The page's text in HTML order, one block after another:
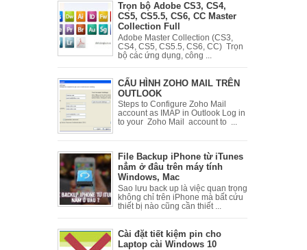
Trọn bộ Adobe CS3, CS4,
CS5, CS5.5, CS6, CC Master
Collection Full
Adobe Master Collection (CS3,
CS4, CS5, CS5.5, CS6, CC) Trọn
bộ các ứng dụng, công ...
CẤU HÌNH ZOHO MAIL TRÊN
OUTLOOK
Steps to Configure Zoho Mail
account as IMAP in Outlook Log in
to your Zoho Mail account to ...
File Backup iPhone từ iTunes
nẳm ở đâu trên máy tính
Windows, Mac
Sao lưu back up là việc quan trọng
không chỉ trên iPhone mà bất cứu
thiết bị nào cũng cần thiết ...
Cài đặt tiết kiệm pin cho
Laptop cài Windows 10